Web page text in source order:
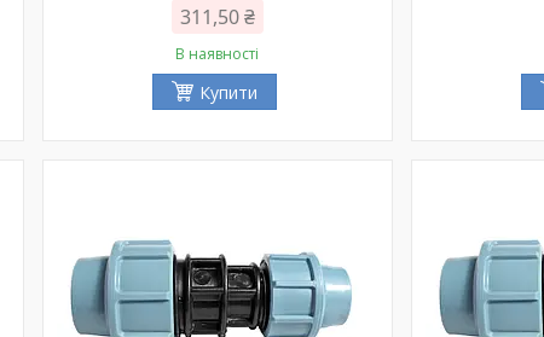
311,50 ₴
В наявності
Купити